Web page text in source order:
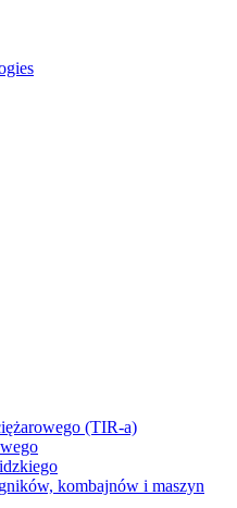
(TIR-a)
kombajnów i maszyn